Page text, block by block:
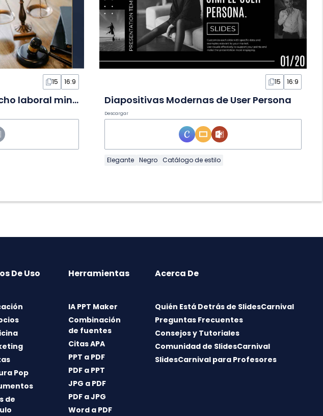
15 16:9
Defensa de tesis de derecho laboral minimalista en diapositivas
15 16:9
Diapositivas Modernas de User Persona
Descargar
Elegante Negro Catálogo de estilo
De Uso
Pop
de
Herramientas
IA PPT Maker
Combinación
de fuentes
Citas APA
PPT a PDF
PDF a PPT
JPG a PDF
PDF a JPG
Word a PDF
Acerca De
Quién Está Detrás de SlidesCarnival
Preguntas Frecuentes
Consejos y Tutoriales
Comunidad de SlidesCarnival
SlidesCarnival para Profesores